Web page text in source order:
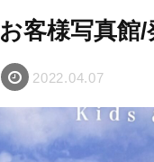
お客様写真館
2022.04.07